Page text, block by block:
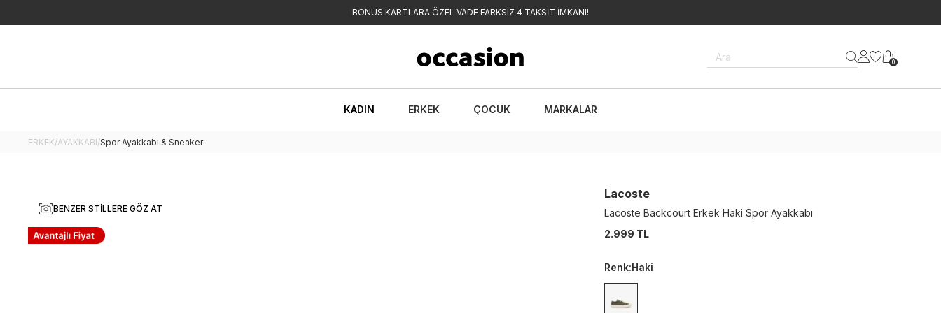
BONUS KARTLARA ÖZEL VADE FARKSIZ 4 TAKSİT İMKANI!
Ara 0
KADIN ERKEK ÇOCUK MARKALAR
ERKEK/AYAKKABI/Spor Ayakkabı & Sneaker
BENZER STILLERE GÖZ AT
Lacoste
Lacoste Backcourt Erkek Haki Spor Ayakkabı
2.999 TL
Renk:Haki